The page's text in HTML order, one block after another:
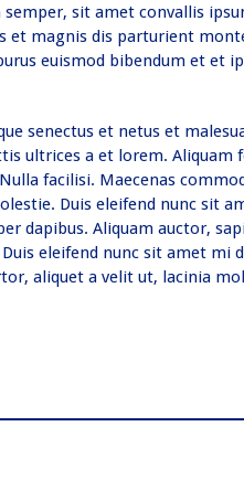
sit amet convallis
et magnis dis parturient
euismod bibendum et et
senectus et netus et
ultrices a et lorem.
facilisi. Maecenas
Duis eleifend nunc sit
dapibus. Aliquam auctor,
eleifend nunc sit amet mi
aliquet a velit ut, lacinia